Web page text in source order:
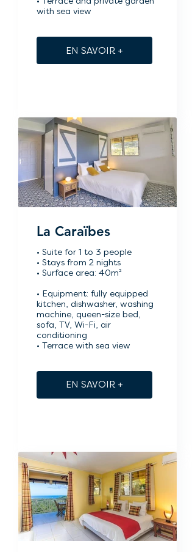
with sea view
EN SAVOIR +
La Caraïbes
• Suite for 1 to 3 people
• Stays from 2 nights
• Surface area: 40m²
• Equipment: fully equipped
kitchen, dishwasher, washing
machine, queen-size bed,
sofa, TV, Wi-Fi, air
conditioning
• Terrace with sea view
EN SAVOIR +